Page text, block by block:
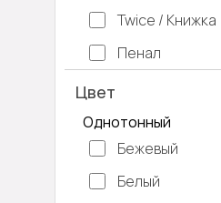
Twice / Книжка
Пенал
Цвет
Однотонный
Бежевый
Белый